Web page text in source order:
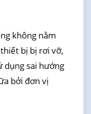
không nằm
bị bị rơi vỡ,
dụng sai hướng
bởi đơn vị